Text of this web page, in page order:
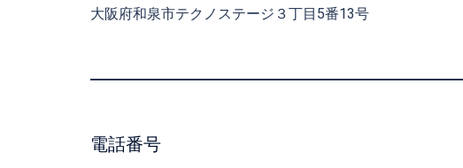
大阪府和泉市テクノステージ３丁目5番13号
電話番号